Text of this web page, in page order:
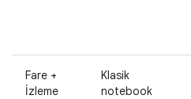
Fare +
İzleme
Klasik
notebook